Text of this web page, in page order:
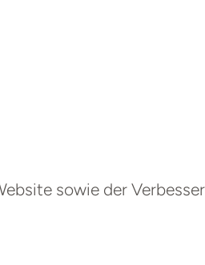
sowie der